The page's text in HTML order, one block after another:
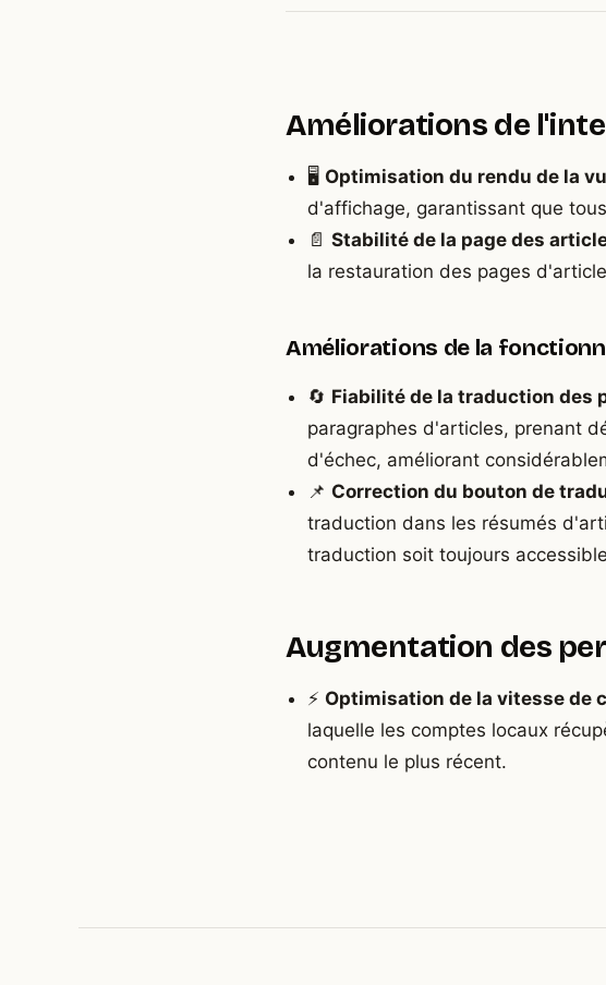
Améliorations de
🖥️ Optimisation du rendu de la
d'affichage, garantissant que
📄Stabilité de la page des
la restauration des pages
Améliorations de la
🔄 Fiabilité de la traduction des
paragraphes d'articles, prenant
d'échec, améliorant
📌 Correction du bouton de
traduction dans les résumés
traduction soit toujours
Augmentation des
⚡ Optimisation de la vitesse de
laquelle les comptes locaux
contenu le plus récent.